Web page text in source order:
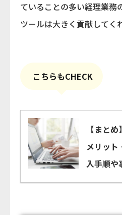
ていることの多い経理業務
ツールは大きく貢献してく
こちらもCHECK
【まと
メリット
入手順や